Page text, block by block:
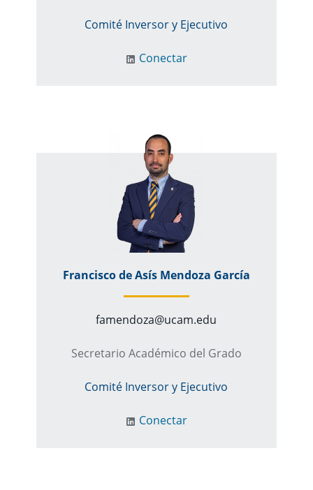
Comité Inversor y Ejecutivo
Conectar
Francisco de Asís Mendoza García
famendoza@ucam.edu
Secretario Académico del Grado
Comité Inversor y Ejecutivo
Conectar